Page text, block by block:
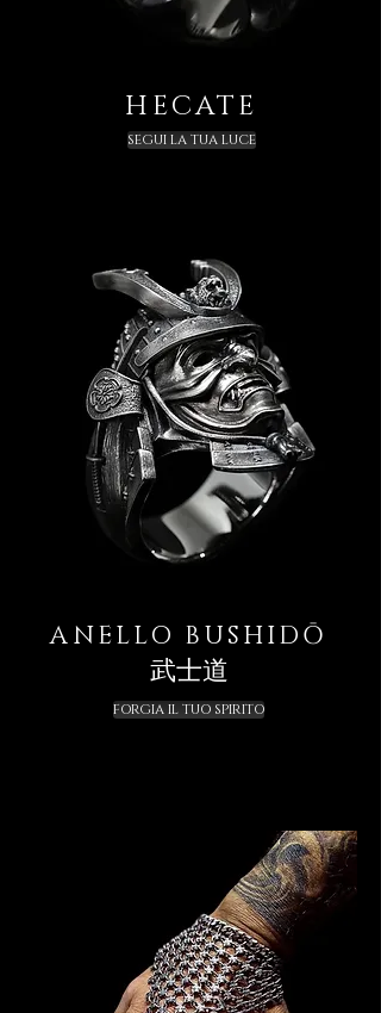
HECATE
SEGUI LA TUA LUCE
ANELLO BUSHIDŌ
武士道
FORGIA IL TUO SPIRITO